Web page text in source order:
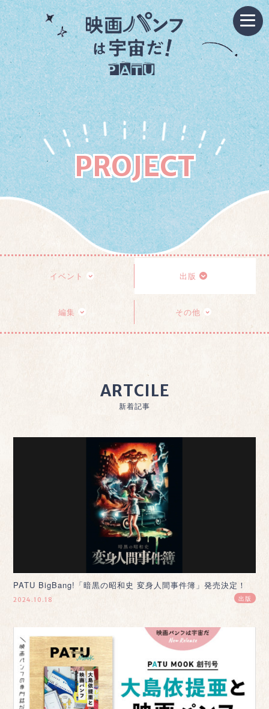
PROJECT
イベント 出版
編集 その他
ARTCILE
新着記事
PATU BigBang!「暗黒の昭和史 変身人間事件簿」発売決定！
2024.10.18 出版